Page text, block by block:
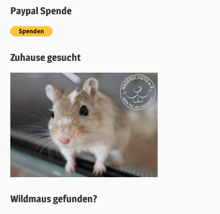
Paypal Spende
Zuhause gesucht
Wildmaus gefunden?